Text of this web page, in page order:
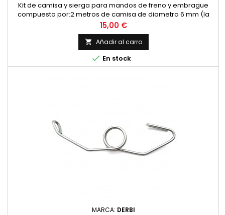
Kit de camisa y sierga para mandos de freno y embrague
compuesto por:2 metros de camisa de diametro 6 mm (la
habitual para frenos)2x Cables de de tipo pera4x topes de
camisa de 6 mm.4x prisioneros, 2x diam. 6 mm. y 2 diam. 8
mm.2x punteras de remate de cableCon 1 kit se preparan
ambos frenos, delantero y trasero.
Precio
15,00 €
 Añadir al carro
 En stock
MARCA: DERBI